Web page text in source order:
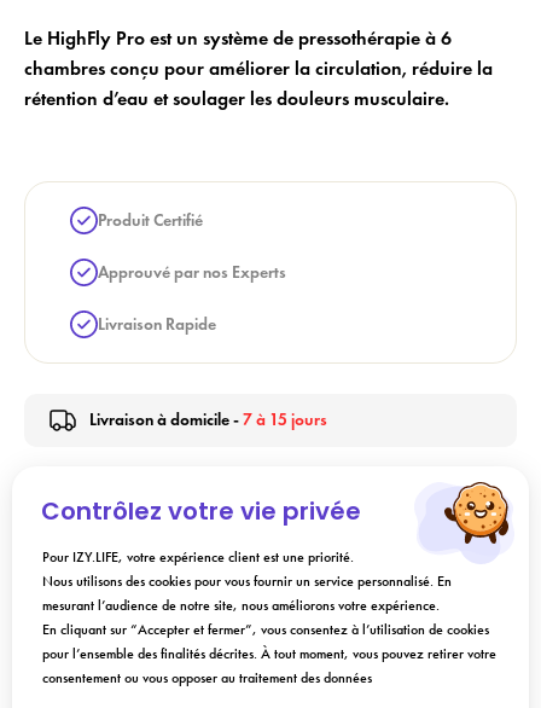
Le HighFly Pro est un système de pressothérapie à 6
chambres conçu pour améliorer la circulation, réduire la
rétention d’eau et soulager les douleurs musculaire.
Produit Certifié
Approuvé par nos Experts
Livraison Rapide
Livraison à domicile -7 à 15 jours
Description
Conseils d'utilisation
Composition
Annuler Créer une liste de souhaits
Annuler Login
Contrôlez votre vie privée
Pour IZY.LIFE, votre expérience client est une priorité.
Nous utilisons des cookies pour vous fournir un service personnalisé. En
mesurant l’audience de notre site, nous améliorons votre expérience.
En cliquant sur “Accepter et fermer”, vous consentez à l’utilisation de cookies
pour l’ensemble des finalités décrites. À tout moment, vous pouvez retirer votre
consentement ou vous opposer au traitement des données